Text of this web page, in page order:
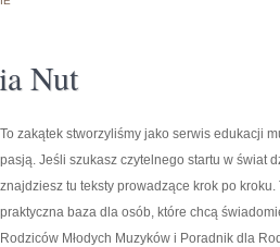
Nut
To zakątek stworzyliśmy jako serwis edukacji
pasją. Jeśli szukasz czytelnego startu w świat
znajdziesz tu teksty prowadzące krok po
praktyczna baza dla osób, które chcą
Rodziców Młodych Muzyków i Poradnik dla